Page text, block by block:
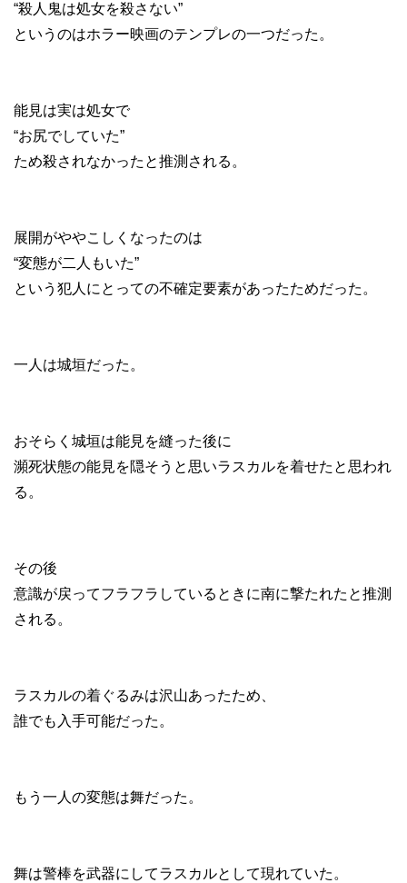
“殺人鬼は処女を殺さない”
というのはホラー映画のテンプレの一つだった。
能見は実は処女で
“お尻でしていた”
ため殺されなかったと推測される。
展開がややこしくなったのは
“変態が二人もいた”
という犯人にとっての不確定要素があったためだった。
一人は城垣だった。
おそらく城垣は能見を縫った後に
瀕死状態の能見を隠そうと思いラスカルを着せたと思われ
る。
その後
意識が戻ってフラフラしているときに南に撃たれたと推測
される。
ラスカルの着ぐるみは沢山あったため、
誰でも入手可能だった。
もう一人の変態は舞だった。
舞は警棒を武器にしてラスカルとして現れていた。